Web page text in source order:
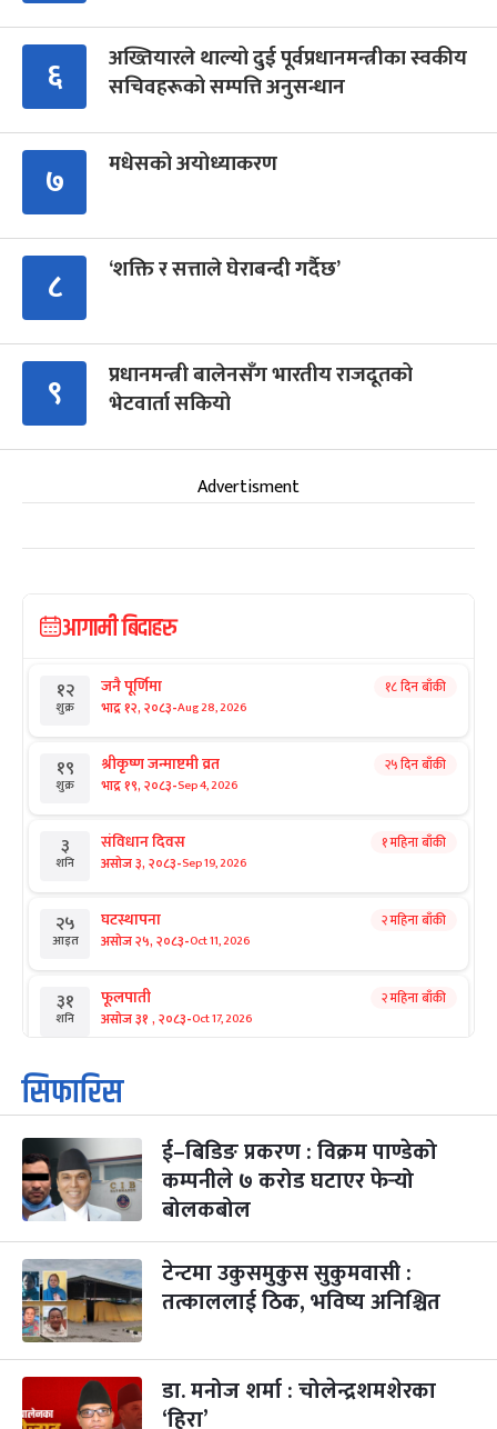
६
अख्तियारले थाल्यो दुई पूर्वप्रधानमन्त्रीका स्वकीय
सचिवहरूको सम्पत्ति अनुसन्धान
७ मधेसको अयोध्याकरण
८ ‘शक्ति र सत्ताले घेराबन्दी गर्दैछ’
९
प्रधानमन्त्री बालेनसँग भारतीय राजदूतको
भेटवार्ता सकियो
Advertisment
आगामी बिदाहरु
१२
शुक्र
जनै पूर्णिमा
भाद्र १२, २०८३-Aug 28, 2026
१८ दिन बाँकी
१९
शुक्र
श्रीकृष्ण जन्माष्टमी व्रत
भाद्र १९, २०८३-Sep 4, 2026
२५ दिन बाँकी
३
शनि
संविधान दिवस
असोज ३, २०८३-Sep 19, 2026
१ महिना बाँकी
२५
आइत
घटस्थापना
असोज २५, २०८३-Oct 11, 2026
२ महिना बाँकी
३१
शनि
फूलपाती
असोज ३१ , २०८३-Oct 17, 2026
२ महिना बाँकी
१
आइत
कार्तिक सङ्क्रान्ति
कार्तिक १, २०८३
३
मंगल
महानवमी
कार्तिक ३, २०८३-Oct 20, 2026
२ महिना बाँकी
४ विजयादशमी
५
बिहि
पापा‌ङ्कुशा एकादशी व्रत
कार्तिक ५, २०८३
२ महिना बाँकी
आइत
कुकुर तिहार
कार्तिक २२, २०८३- Nov 8, 2026
३ महिना बाँकी
सिफारिस
ई–बिडिङ प्रकरण : विक्रम पाण्डेको
कम्पनीले ७ करोड घटाएर फेर्‍यो
बोलकबोल
टेन्टमा उकुसमुकुस सुकुमवासी :
तत्काललाई ठिक, भविष्य अनिश्चित
डा. मनोज शर्मा : चोलेन्द्रशमशेरका
‘हिरा’